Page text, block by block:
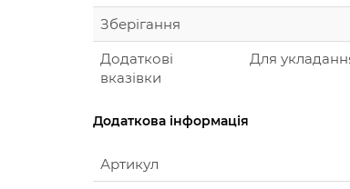
Зберігання
Додаткові
вказівки
Для
Додаткова інформація
Артикул